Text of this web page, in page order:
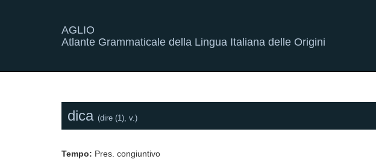
AGLIO
Atlante Grammaticale della Lingua Italiana delle Origini
dica (dire (1), v.)
Tempo: Pres. congiuntivo